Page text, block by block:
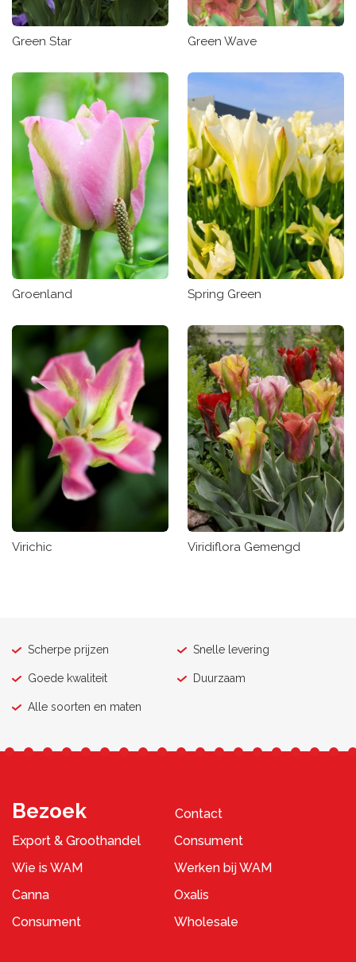
Green Star Green Wave
Groenland Spring Green
Virichic Viridiflora Gemengd
Scherpe prijzen Snelle levering
Goede kwaliteit Duurzaam
Alle soorten en maten
Bezoek
Contact
Export & Groothandel
Consument
Wie is WAM
Werken bij WAM
Canna
Oxalis
Consument
Wholesale